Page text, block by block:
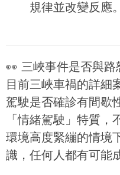
規律並改變反應。
👀 三峽事件是否與
目前三峽車禍的詳細
駕駛是否確診有間歇
「情緒駕駛」特質
環境高度緊繃的情境
識，任何人都有可能